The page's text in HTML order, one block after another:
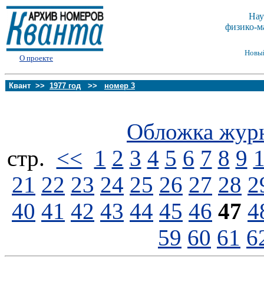
О проекте
физико-
Квант >> 1977 год >> номер 3
Обложка
стp. << 1 2 3 4 5 6 7 8 9
21 22 23 24 25 26 27 28
40 41 42 43 44 45 46 47
59 60 61